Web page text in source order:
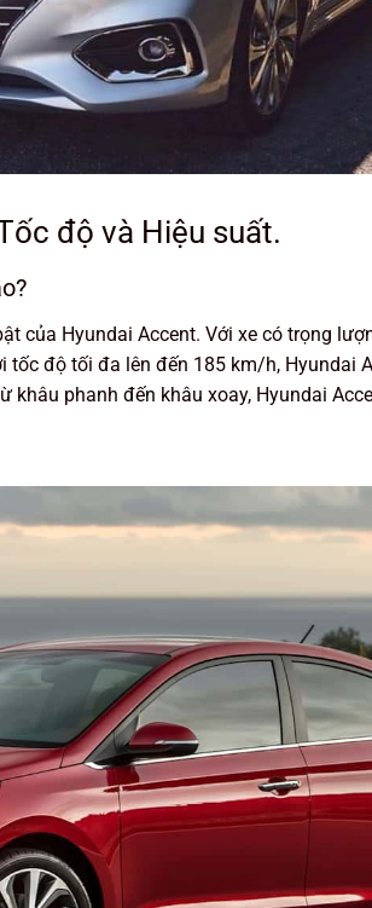
độ và Hiệu suất.
của Hyundai Accent. Với xe có trọng
độ tối đa lên đến 185 km/h, Hyundai
phanh đến khâu xoay, Hyundai